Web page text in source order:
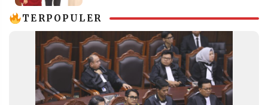
RESOLUSI
MEDIA
PRAMUDITA
TERPOPULER